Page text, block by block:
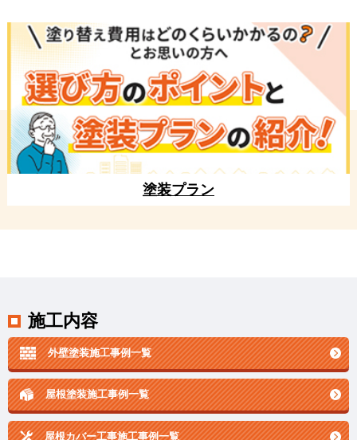
塗装プラン
施工内容
外壁塗装施工事例一覧
屋根塗装施工事例一覧
屋根カバー工事施工事例一覧